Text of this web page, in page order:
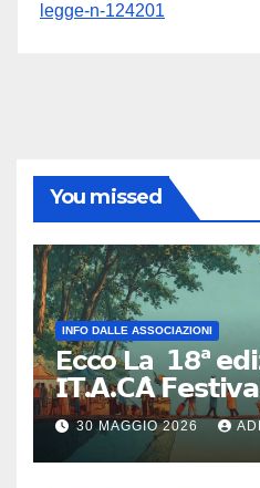
legge-n-124201
You missed
INFO DALLE ASSOCIAZIONI
Ecco La 𝟭8ª
𝗜𝗧.𝗔.𝗖𝗔̀
primo e unico
dedicato al
responsabile.
30 MAGGIO 2026